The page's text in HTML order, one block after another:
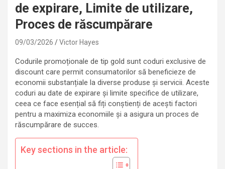
de expirare, Limite de utilizare,
Proces de răscumpărare
09/03/2026 Victor Hayes
Codurile promoționale de tip gold sunt coduri exclusive de
discount care permit consumatorilor să beneficieze de
economii substanțiale la diverse produse și servicii. Aceste
coduri au date de expirare și limite specifice de utilizare,
ceea ce face esențial să fiți conștienți de acești factori
pentru a maximiza economiile și a asigura un proces de
răscumpărare de succes.
Key sections in the article: